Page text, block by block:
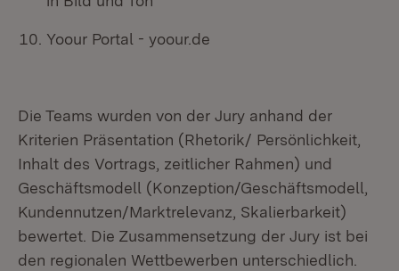
Yoour Portal - yoour.de
Die Teams wurden von der Jury anhand der
Kriterien Präsentation (Rhetorik/ Persönlichkeit,
Inhalt des Vortrags, zeitlicher Rahmen) und
Geschäftsmodell (Konzeption/Geschäftsmodell,
Kundennutzen/Marktrelevanz, Skalierbarkeit)
bewertet. Die Zusammensetzung der Jury ist bei
den regionalen Wettbewerben unterschiedlich.